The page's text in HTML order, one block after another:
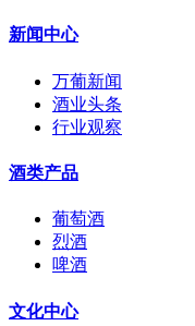
新闻中心
万葡新闻
酒业头条
行业观察
酒类产品
葡萄酒
烈酒
啤酒
文化中心